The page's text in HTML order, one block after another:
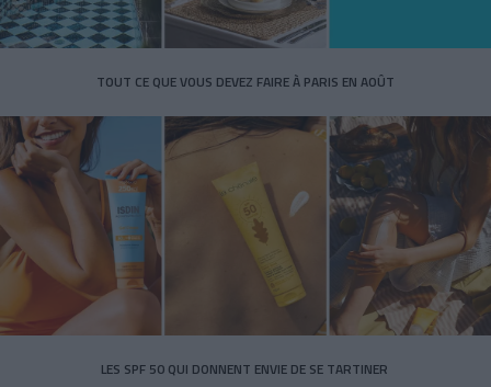
TOUT CE QUE VOUS DEVEZ FAIRE À PARIS EN AOÛT
LES SPF 50 QUI DONNENT ENVIE DE SE TARTINER